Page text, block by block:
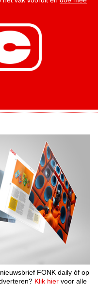
FONK daily óf op
Klik hier voor alle